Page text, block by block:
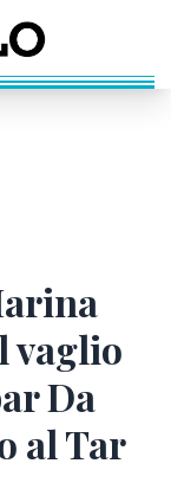
vaglio
Da
al Tar